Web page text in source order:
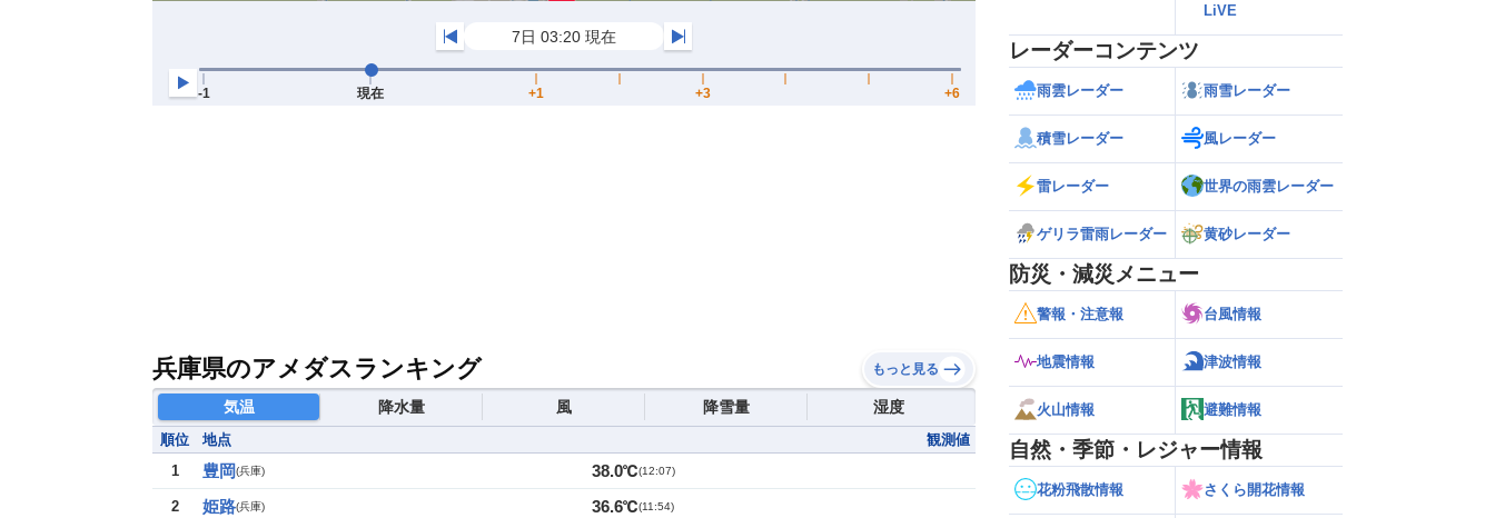
兵庫県のアメダスランキング もっと見る
気温 降水量 風 降雪量 湿度
順位 地点
観測値
1
豊岡(兵庫) 38.0℃(12:07)
2 姫路(兵庫) 36.6℃(11:54)
LiVE
レーダーコンテンツ
雨雲レーダー 雨雪レーダー
積雪レーダー 風レーダー
雷レーダー 世界の雨雲レーダー
ゲリラ雷雨レーダー 黄砂レーダー
防災・減災メニュー
警報・注意報 台風情報
地震情報 津波情報
火山情報 避難情報
自然・季節・レジャー情報
花粉飛散情報 さくら開花情報